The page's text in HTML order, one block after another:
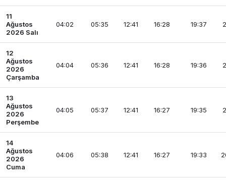
11
Ağustos
2026 Salı
04:02 05:35 12:41 16:28 19:37
12
Ağustos
2026
Çarşamba
04:04 05:36 12:41 16:28 19:36
13
Ağustos
2026
Perşembe
04:05 05:37 12:41 16:27 19:35
14
Ağustos
2026
Cuma
04:06 05:38 12:41 16:27 19:33